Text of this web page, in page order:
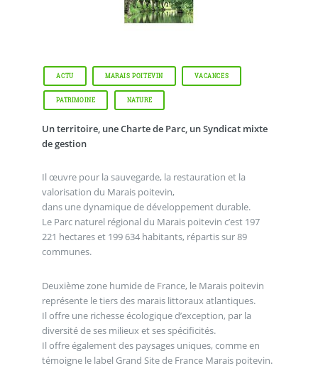
ACTU MARAIS POITEVIN VACANCES
PATRIMOINE NATURE
Un territoire, une Charte de Parc, un Syndicat mixte
de gestion
Il œuvre pour la sauvegarde, la restauration et la
valorisation du Marais poitevin,
dans une dynamique de développement durable.
Le Parc naturel régional du Marais poitevin c’est 197
221 hectares et 199 634 habitants, répartis sur 89
communes.
Deuxième zone humide de France, le Marais poitevin
représente le tiers des marais littoraux atlantiques.
Il offre une richesse écologique d’exception, par la
diversité de ses milieux et ses spécificités.
Il offre également des paysages uniques, comme en
témoigne le label Grand Site de France Marais poitevin.